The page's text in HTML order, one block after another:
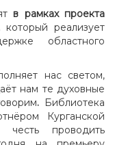
в рамках проекта
который реализует
областного
нас светом,
нам те духовные
. Библиотека
Курганской
проводить